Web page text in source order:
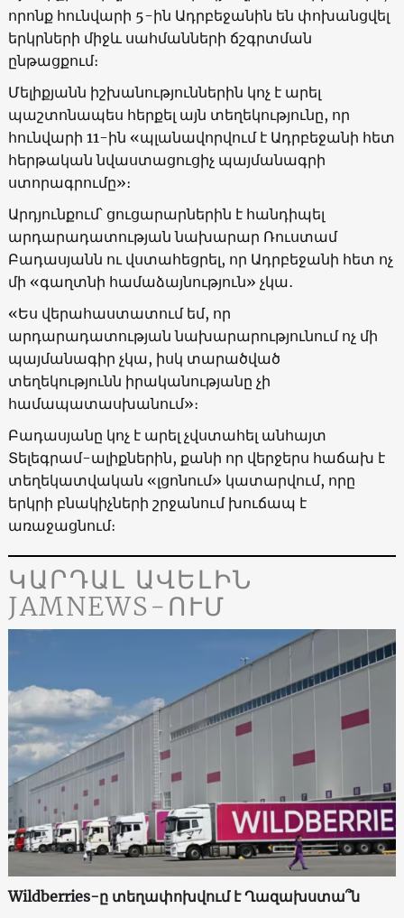
որոնք հունվարի 5-ին Ադրբեջանին են փոխանցվել
երկրների միջև սահմանների ճշգրտման
ընթացքում։
Մելիքյանն իշխանություններին կոչ է արել
պաշտոնապես հերքել այն տեղեկությունը, որ
հունվարի 11-ին «պլանավորվում է Ադրբեջանի հետ
հերթական նվաստացուցիչ պայմանագրի
ստորագրումը»։
Արդյունքում՝ ցուցարարներին է հանդիպել
արդարադատության նախարար Ռուստամ
Բադասյանն ու վստահեցրել, որ Ադրբեջանի հետ ոչ
մի «գաղտնի համաձայնություն» չկա․
«Ես վերահաստատում եմ, որ
արդարադատության նախարարությունում ոչ մի
պայմանագիր չկա, իսկ տարածված
տեղեկությունն իրականությանը չի
համապատասխանում»։
Բադասյանը կոչ է արել չվստահել անհայտ
Տելեգրամ-ալիքներին, քանի որ վերջերս հաճախ է
տեղեկատվական «լցոնում» կատարվում, որը
երկրի բնակիչների շրջանում խուճապ է
առաջացնում։
ԿԱՐԴԱԼ ԱՎԵԼԻՆ
JAMNEWS-ՈՒՄ
Wildberries-ը տեղափոխվում է Ղազախստա՞ն